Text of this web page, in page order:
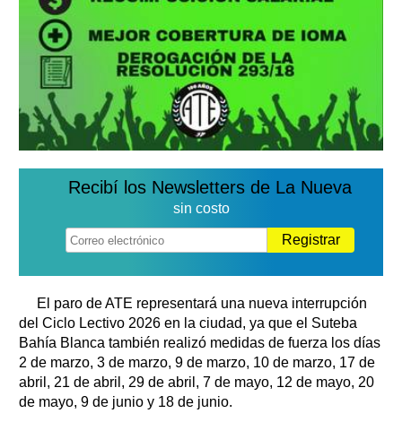
Recibí los Newsletters de La Nueva
sin costo
Registrar
El paro de ATE representará una nueva interrupción
del Ciclo Lectivo 2026 en la ciudad, ya que el Suteba
Bahía Blanca también realizó medidas de fuerza los días
2 de marzo, 3 de marzo, 9 de marzo, 10 de marzo, 17 de
abril, 21 de abril, 29 de abril, 7 de mayo, 12 de mayo, 20
de mayo, 9 de junio y 18 de junio.